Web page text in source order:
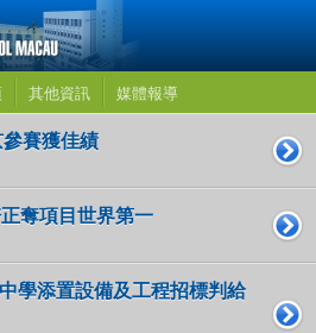
其他資訊 媒體報導
賽獲佳績
奪項目世界第一
學添置設備及工程招標判給